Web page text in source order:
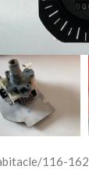
/116-162